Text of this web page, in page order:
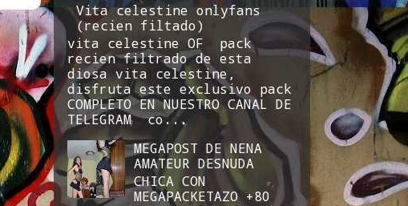
Vita celestine onlyfans
(recien filtado)
vita celestine OF pack
recien filtrado de esta
diosa vita celestine,
disfruta este exclusivo pack
COMPLETO EN NUESTRO CANAL DE
TELEGRAM co...
MEGAPOST DE NENA
AMATEUR DESNUDA
CHICA CON
MEGAPACKETAZO +80